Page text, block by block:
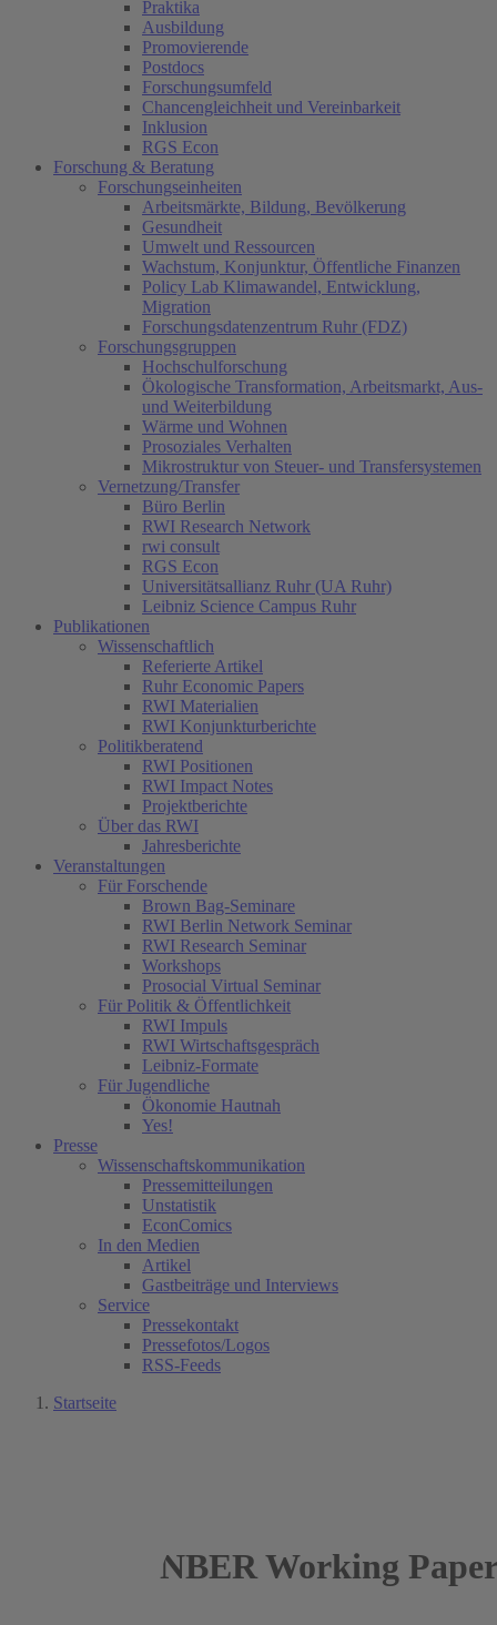
Praktika
Ausbildung
Promovierende
Postdocs
Forschungsumfeld
Chancengleichheit und Vereinbarkeit
Inklusion
RGS Econ
Forschung & Beratung
Forschungseinheiten
Arbeitsmärkte, Bildung, Bevölkerung
Gesundheit
Umwelt und Ressourcen
Wachstum, Konjunktur, Öffentliche Finanzen
Policy Lab Klimawandel, Entwicklung,
Migration
Forschungsdatenzentrum Ruhr (FDZ)
Forschungsgruppen
Hochschulforschung
Ökologische Transformation, Arbeitsmarkt, Aus-
und Weiterbildung
Wärme und Wohnen
Prosoziales Verhalten
Mikrostruktur von Steuer- und Transfersystemen
Vernetzung/Transfer
Büro Berlin
RWI Research Network
rwi consult
RGS Econ
Universitätsallianz Ruhr (UA Ruhr)
Leibniz Science Campus Ruhr
Publikationen
Wissenschaftlich
Referierte Artikel
Ruhr Economic Papers
RWI Materialien
RWI Konjunkturberichte
Politikberatend
RWI Positionen
RWI Impact Notes
Projektberichte
Über das RWI
Jahresberichte
Veranstaltungen
Für Forschende
Brown Bag-Seminare
RWI Berlin Network Seminar
RWI Research Seminar
Workshops
Prosocial Virtual Seminar
Für Politik & Öffentlichkeit
RWI Impuls
RWI Wirtschaftsgespräch
Leibniz-Formate
Für Jugendliche
Ökonomie Hautnah
Yes!
Presse
Wissenschaftskommunikation
Pressemitteilungen
Unstatistik
EconComics
In den Medien
Artikel
Gastbeiträge und Interviews
Service
Pressekontakt
Pressefotos/Logos
RSS-Feeds
Startseite
NBER Working